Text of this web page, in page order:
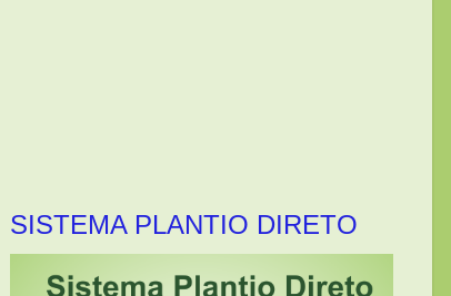
SISTEMA PLANTIO DIRETO